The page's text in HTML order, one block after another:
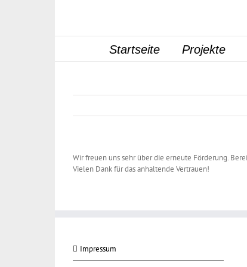
Startseite Projekte
Wir freuen uns sehr über die erneute Förderung.
Vielen Dank für das anhaltende Vertrauen!
Impressum